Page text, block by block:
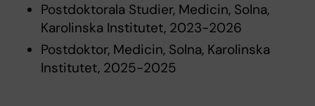
Postdoktorala Studier, Medicin, Solna,
Karolinska Institutet, 2023-2026
Postdoktor, Medicin, Solna, Karolinska
Institutet, 2025-2025